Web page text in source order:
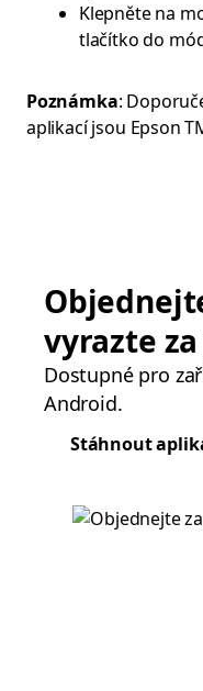
Klepněte na
tlačítko do
Poznámka:
aplikací jsou Epson
vyrazte
Dostupné pro
Android.
Stáhnout